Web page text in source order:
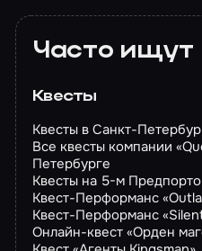
Часто ищут
Квесты
Квесты в Санкт-
Все квесты компании
Петербурге
Квесты на 5-м
Квест-Перформанс
Квест-Перформанс
Онлайн-квест «Орден